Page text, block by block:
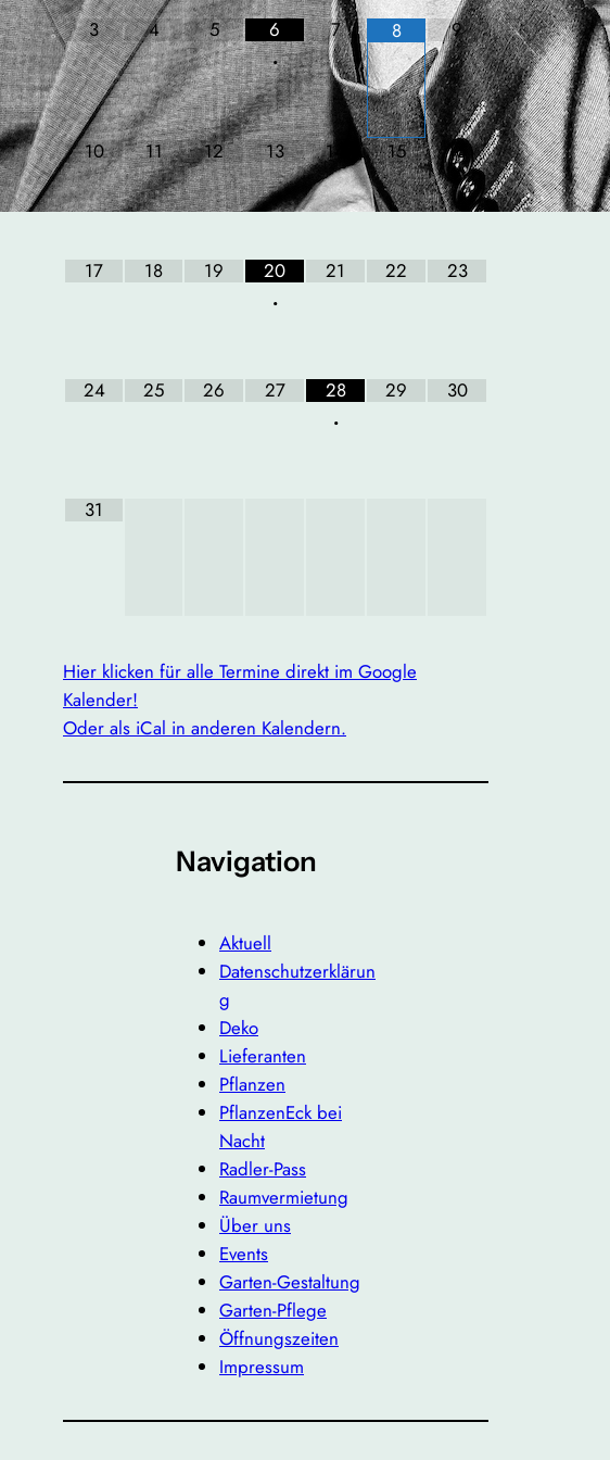
3 4 5
6
•
7 8 9
10 11 12 13 14 15 16
17 18 19
20
•
21 22 23
24 25 26 27
28
•
29 30
31
Hier klicken für alle Termine direkt im Google
Kalender!
Oder als iCal in anderen Kalendern.
Navigation
Aktuell
Datenschutzerklärun
g
Deko
Lieferanten
Pflanzen
PflanzenEck bei
Nacht
Radler-Pass
Raumvermietung
Über uns
Events
Garten-Gestaltung
Garten-Pflege
Öffnungszeiten
Impressum